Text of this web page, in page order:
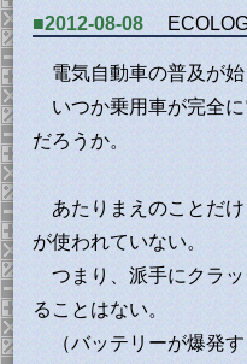
■2012-08-08
電気自動車の普及が始
いつか乗用車が完全
だろうか。
あたりまえのことだけ
が使われていない。
つまり、派手にクラッ
ることはない。
（バッテリーが爆発す